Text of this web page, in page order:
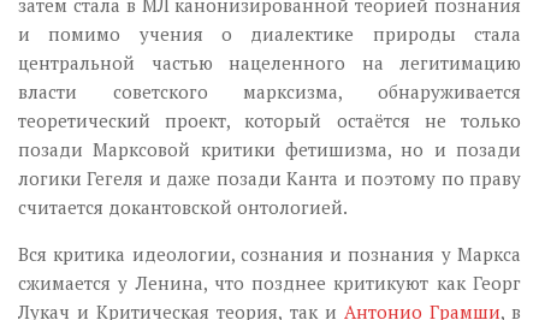
и помимо учения о диалектике природы стала
центральной частью нацеленного на легитимацию
власти советского марксизма, обнаруживается
теоретический проект, который остаётся не только
позади Марксовой критики фетишизма, но и позади
логики Гегеля и даже позади Канта и поэтому по праву
считается докантовской онтологией.
Вся критика идеологии, сознания и познания у Маркса
сжимается у Ленина, что позднее критикуют как Георг
Лукач и Критическая теория, так и Антонио Грамши, в